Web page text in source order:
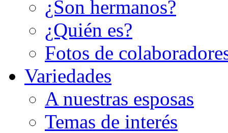
¿Son hermanos?
¿Quién es?
Fotos de
Variedades
A nuestras esposas
Temas de interés